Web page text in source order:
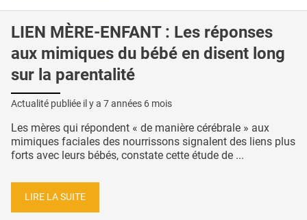
LIEN MÈRE-ENFANT : Les réponses
aux mimiques du bébé en disent long
sur la parentalité
Actualité publiée il y a 7 années 6 mois
Les mères qui répondent « de manière cérébrale » aux
mimiques faciales des nourrissons signalent des liens plus
forts avec leurs bébés, constate cette étude de ...
LIRE LA SUITE